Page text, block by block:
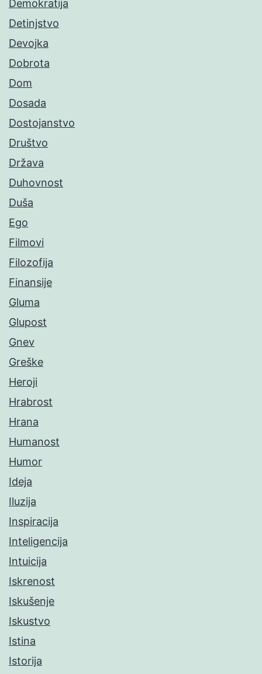
Demokratija
Detinjstvo
Devojka
Dobrota
Dom
Dosada
Dostojanstvo
Društvo
Država
Duhovnost
Duša
Ego
Filmovi
Filozofija
Finansije
Gluma
Glupost
Gnev
Greške
Heroji
Hrabrost
Hrana
Humanost
Humor
Ideja
Iluzija
Inspiracija
Inteligencija
Intuicija
Iskrenost
Iskušenje
Iskustvo
Istina
Istorija